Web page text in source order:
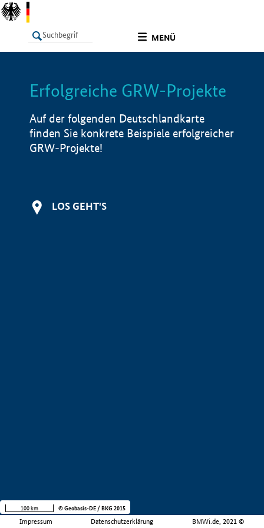
MENÜ
LISTE Info
Erfolgreiche GRW-Projekte
Auf der folgenden Deutschlandkarte
finden Sie konkrete Beispiele erfolgreicher
GRW-Projekte!
LOS GEHT'S
Impressum Datenschutzerklärung BMWi.de, 2021 ©
100 km © Geobasis-DE / BKG 2015